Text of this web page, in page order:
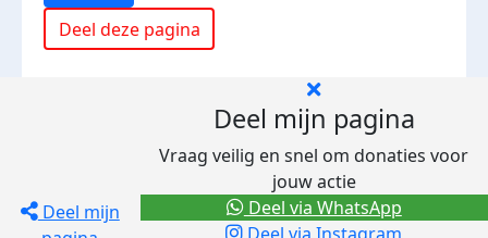
Deel deze pagina
Deel mijn
Deel mijn pagina
Vraag veilig en snel om donaties voor
jouw actie
Deel via WhatsApp